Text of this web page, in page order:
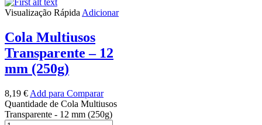
Visualização Rápida Adicionar
Cola Multiusos
Transparente – 12
mm (250g)
8,19 € Add para Comparar
Quantidade de Cola Multiusos
Transparente - 12 mm (250g)